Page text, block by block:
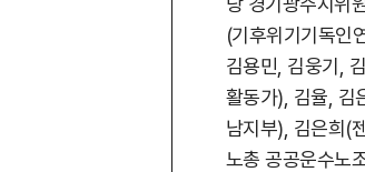
(기후위기기독인
김용민, 김웅기,
활동가), 김율, 김
남지부), 김은희(
노총 공공운수노